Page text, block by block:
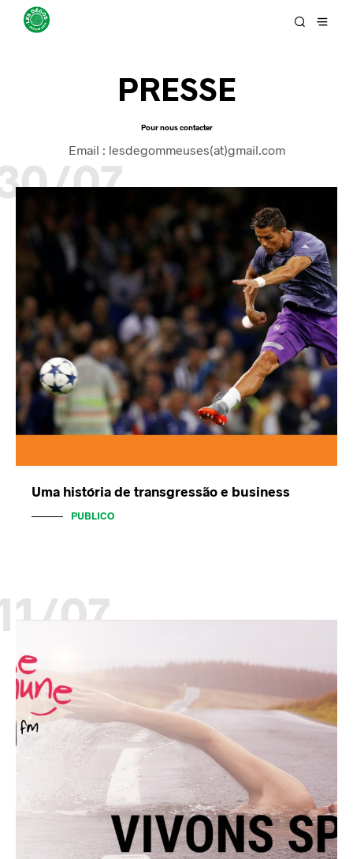
PRESSE
Pour nous contacter
Email : lesdegommeuses(at)gmail.com
07
Uma história de transgressão e business
PUBLICO
07